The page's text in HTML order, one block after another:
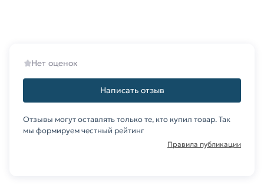
Нет оценок
Написать отзыв
Отзывы могут оставлять только те, кто купил товар. Так
мы формируем честный рейтинг
Правила публикации